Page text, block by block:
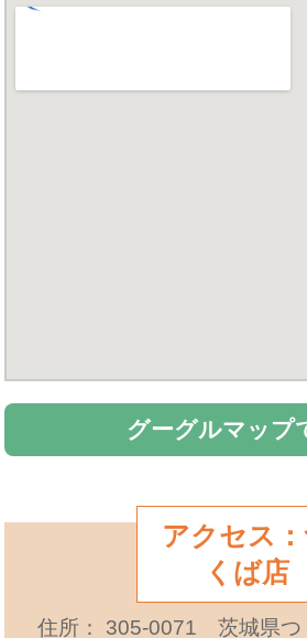
グーグルマップ
アクセス
くば店
住所： 305-0071 茨城県つ